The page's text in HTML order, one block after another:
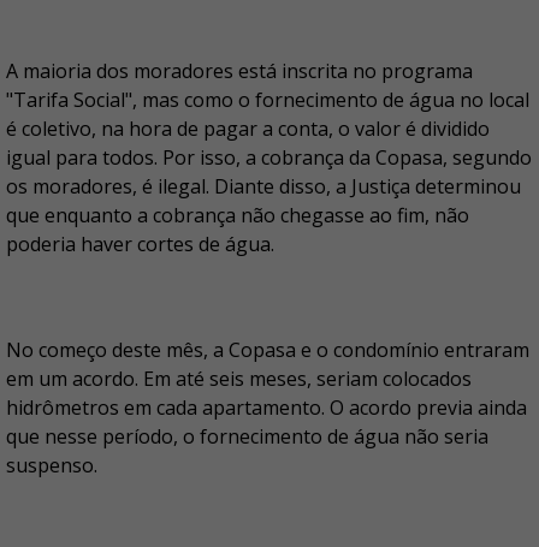
A maioria dos moradores está inscrita no programa
"Tarifa Social", mas como o fornecimento de água no local
é coletivo, na hora de pagar a conta, o valor é dividido
igual para todos. Por isso, a cobrança da Copasa, segundo
os moradores, é ilegal. Diante disso, a Justiça determinou
que enquanto a cobrança não chegasse ao fim, não
poderia haver cortes de água.
No começo deste mês, a Copasa e o condomínio entraram
em um acordo. Em até seis meses, seriam colocados
hidrômetros em cada apartamento. O acordo previa ainda
que nesse período, o fornecimento de água não seria
suspenso.